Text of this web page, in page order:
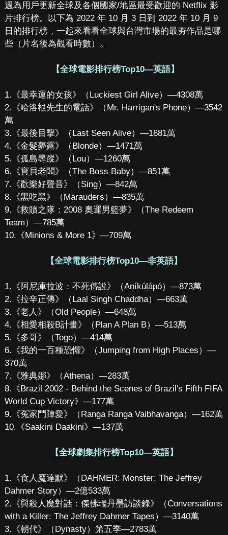
週為用戶更新全球及各個國家/地區最受歡迎的 Netflix 影
片排行榜。以下為 2022 年 10 月 3 日到 2022 年 10 月 9
日的排行榜，一起來看看全球與台灣市場的最夯作品是哪
些（片名後為觀看時數）。
【全球電影排行榜Top10—英語】
1.《最幸運的女孩》（Luckiest Girl Alive）—4308萬
2.《哈洛根先生的電話》（Mr. Harrigan's Phone）—3542
萬
3.《最後目擊》（Last Seen Alive）—1881萬
4.《金髮夢露》（Blonde）—1471萬
5.《孤島尋蹤》（Lou）—1260萬
6.《寶貝老闆》（The Boss Baby）—851萬
7.《歡樂好聲音》（Sing）—842萬
8.《黑吃黑》（Marauders）—835萬
9.《救贖之隊：2008 奧運男籃夢》（The Redeem
Team）—785萬
10.《Minions & More 1》—709萬
【全球電影排行榜Top10—非英語】
1.《阿尼庫拉波：不死傳說》（Aníkúlápó）—873萬
2.《拉辛正傳》（Laal Singh Chaddha）—663萬
3.《老人》（Old People）—648萬
4.《相愛相殺B計畫》（Plan A Plan B）—513萬
5.《多哥》（Togo）—414萬
6.《我的一百種恐懼》（Jumping from High Places）—
370萬
7.《雅典娜》（Athena）—283萬
8.《Brazil 2002 - Behind the Scenes of Brazil's Fifth FIFA
World Cup Victory》—177萬
9.《冤家鬥陣愛》（Ranga Ranga Vaibhavanga）—162萬
10.《Saakini Daakini》—137萬
【全球劇集排行榜Top10—英語】
1.《食人魔達默》（DAHMER: Monster: The Jeffrey
Dahmer Story）—2億533萬
2.《與殺人魔對話：傑佛瑞丹墨訪談錄》（Conversations
with a Killer: The Jeffrey Dahmer Tapes）—3140萬
3.《朝代》（Dynasty）第五季—2783萬